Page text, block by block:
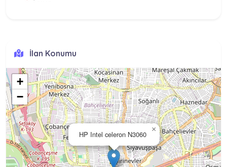
İlan Konumu
HP Intel celeron N3060
×
+
−